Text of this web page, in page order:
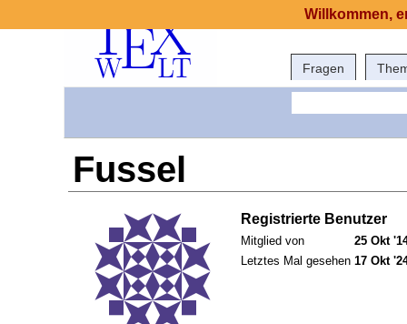
Fragen
Fussel
Registrierte Benutzer
Mitglied von
25 Okt
Letztes Mal gesehen 17 Okt
Willkommen,